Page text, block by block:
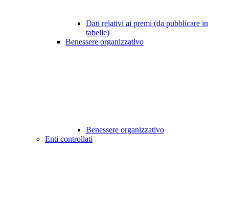
Dati relativi ai premi (da pubblicare in
tabelle)
Benessere organizzativo
Benessere organizzativo
Enti controllati